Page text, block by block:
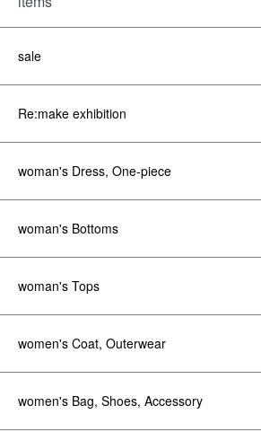
sale
Re:make exhibition
woman's Dress, One-piece
woman's Bottoms
woman's Tops
women's Coat, Outerwear
women's Bag, Shoes, Accessory